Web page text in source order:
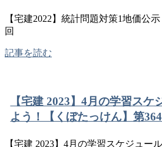
【宅建2022】統計問題対策1地価公
回
記事を読む
【宅建 2023】4月の学習スケ
よう！【くぼたっけん】第
【宅建 2023】4月の学習スケジュー